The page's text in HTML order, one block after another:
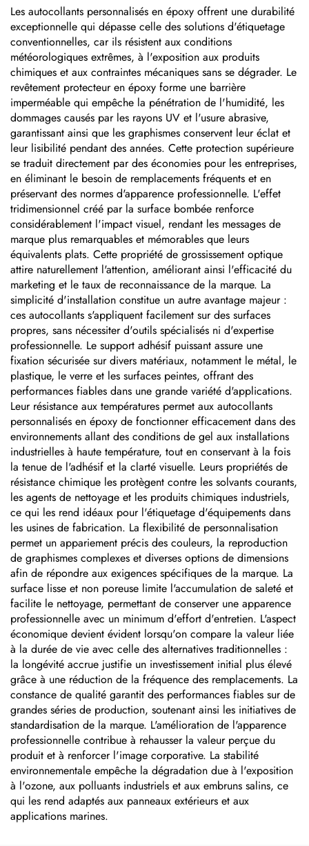
logo
Les autocollants personnalisés en époxy offrent une durabilité
exceptionnelle qui dépasse celle des solutions d'étiquetage
conventionnelles, car ils résistent aux conditions
météorologiques extrêmes, à l'exposition aux produits
chimiques et aux contraintes mécaniques sans se dégrader. Le
revêtement protecteur en époxy forme une barrière
imperméable qui empêche la pénétration de l'humidité, les
dommages causés par les rayons UV et l'usure abrasive,
garantissant ainsi que les graphismes conservent leur éclat et
leur lisibilité pendant des années. Cette protection supérieure
se traduit directement par des économies pour les entreprises,
en éliminant le besoin de remplacements fréquents et en
préservant des normes d'apparence professionnelle. L'effet
tridimensionnel créé par la surface bombée renforce
considérablement l'impact visuel, rendant les messages de
marque plus remarquables et mémorables que leurs
équivalents plats. Cette propriété de grossissement optique
attire naturellement l'attention, améliorant ainsi l'efficacité du
marketing et le taux de reconnaissance de la marque. La
simplicité d'installation constitue un autre avantage majeur :
ces autocollants s'appliquent facilement sur des surfaces
propres, sans nécessiter d'outils spécialisés ni d'expertise
professionnelle. Le support adhésif puissant assure une
fixation sécurisée sur divers matériaux, notamment le métal, le
plastique, le verre et les surfaces peintes, offrant des
performances fiables dans une grande variété d'applications.
Leur résistance aux températures permet aux autocollants
personnalisés en époxy de fonctionner efficacement dans des
environnements allant des conditions de gel aux installations
industrielles à haute température, tout en conservant à la fois
la tenue de l'adhésif et la clarté visuelle. Leurs propriétés de
résistance chimique les protègent contre les solvants courants,
les agents de nettoyage et les produits chimiques industriels,
ce qui les rend idéaux pour l'étiquetage d'équipements dans
les usines de fabrication. La flexibilité de personnalisation
permet un appariement précis des couleurs, la reproduction
de graphismes complexes et diverses options de dimensions
afin de répondre aux exigences spécifiques de la marque. La
surface lisse et non poreuse limite l'accumulation de saleté et
facilite le nettoyage, permettant de conserver une apparence
professionnelle avec un minimum d'effort d'entretien. L'aspect
économique devient évident lorsqu'on compare la valeur liée
à la durée de vie avec celle des alternatives traditionnelles :
la longévité accrue justifie un investissement initial plus élevé
grâce à une réduction de la fréquence des remplacements. La
constance de qualité garantit des performances fiables sur de
grandes séries de production, soutenant ainsi les initiatives de
standardisation de la marque. L'amélioration de l'apparence
professionnelle contribue à rehausser la valeur perçue du
produit et à renforcer l'image corporative. La stabilité
environnementale empêche la dégradation due à l'exposition
à l'ozone, aux polluants industriels et aux embruns salins, ce
qui les rend adaptés aux panneaux extérieurs et aux
applications marines.